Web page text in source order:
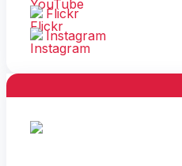
Flickr
Instagram